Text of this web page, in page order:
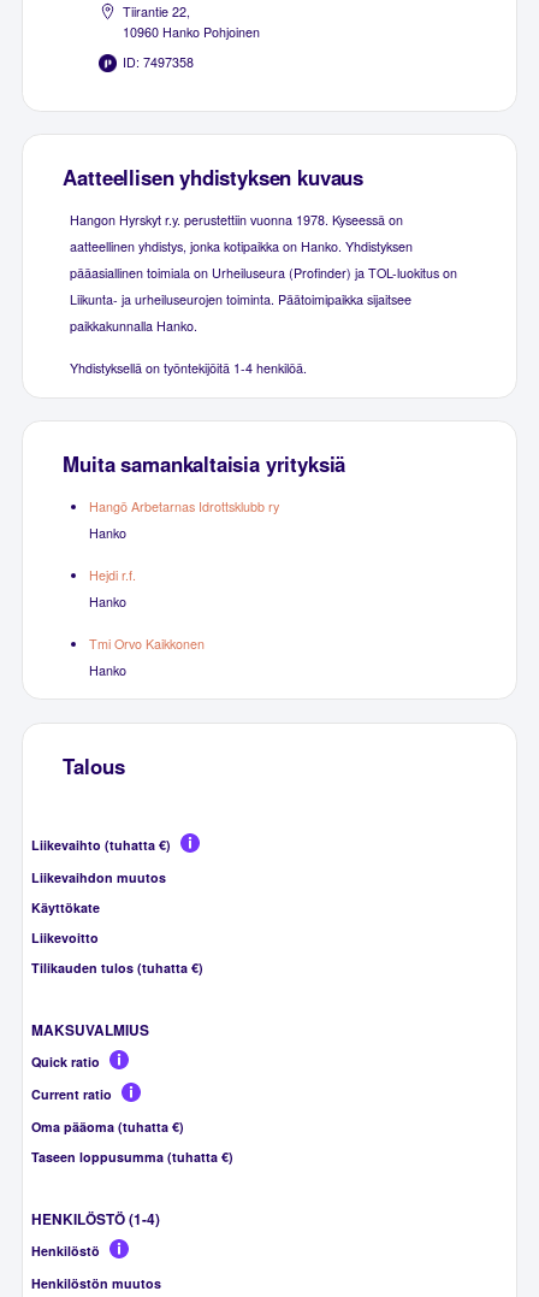
Tiirantie 22,
10960 Hanko Pohjoinen
ID: 7497358
Aatteellisen yhdistyksen kuvaus
Hangon Hyrskyt r.y. perustettiin vuonna 1978. Kyseessä on
aatteellinen yhdistys, jonka kotipaikka on Hanko. Yhdistyksen
pääasiallinen toimiala on Urheiluseura (Profinder) ja TOL-luokitus on
Liikunta- ja urheiluseurojen toiminta. Päätoimipaikka sijaitsee
paikkakunnalla Hanko.
Yhdistyksellä on työntekijöitä 1-4 henkilöä.
Muita samankaltaisia yrityksiä
Hangö Arbetarnas Idrottsklubb ry
Hanko
Hejdi r.f.
Hanko
Tmi Orvo Kaikkonen
Hanko
Talous
Liikevaihto (tuhatta €)
Liikevaihdon muutos
Käyttökate
Liikevoitto
Tilikauden tulos (tuhatta €)
MAKSUVALMIUS
Quick ratio
Current ratio
Oma pääoma (tuhatta €)
Taseen loppusumma (tuhatta €)
HENKILÖSTÖ (1-4)
Henkilöstö
Henkilöstön muutos